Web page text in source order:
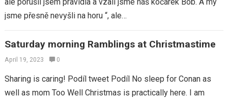
jsme přesně nevyšli na horu “, ale…
Saturday morning Ramblings at Christmastime
April 19, 2023 0
Sharing is caring! Podíl tweet Podíl No sleep for Conan as
well as mom Too Well Christmas is practically here. I am